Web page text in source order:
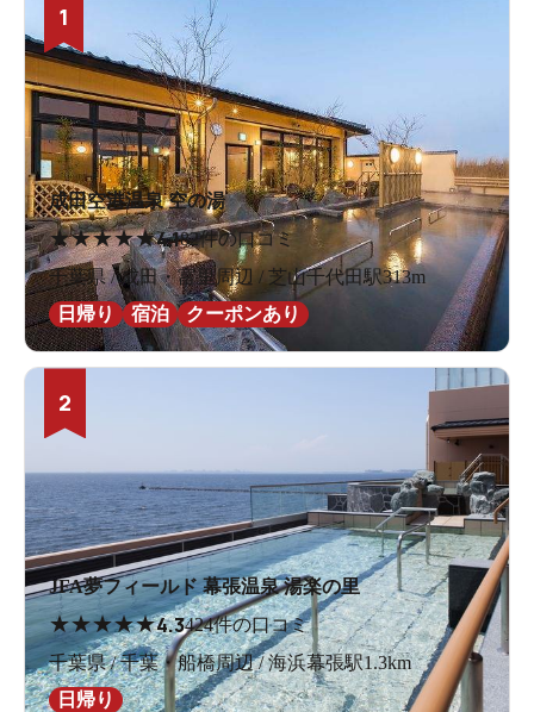
1
成田空港温泉 空の湯
★★★★★4.182件の口コミ
千葉県 / 成田・富里周辺 / 芝山千代田駅313m
日帰り
宿泊 クーポンあり
2
JFA夢フィールド 幕張温泉 湯楽の里
★★★★★4.3424件の口コミ
千葉県 / 千葉・船橋周辺 / 海浜幕張駅1.3km
日帰り